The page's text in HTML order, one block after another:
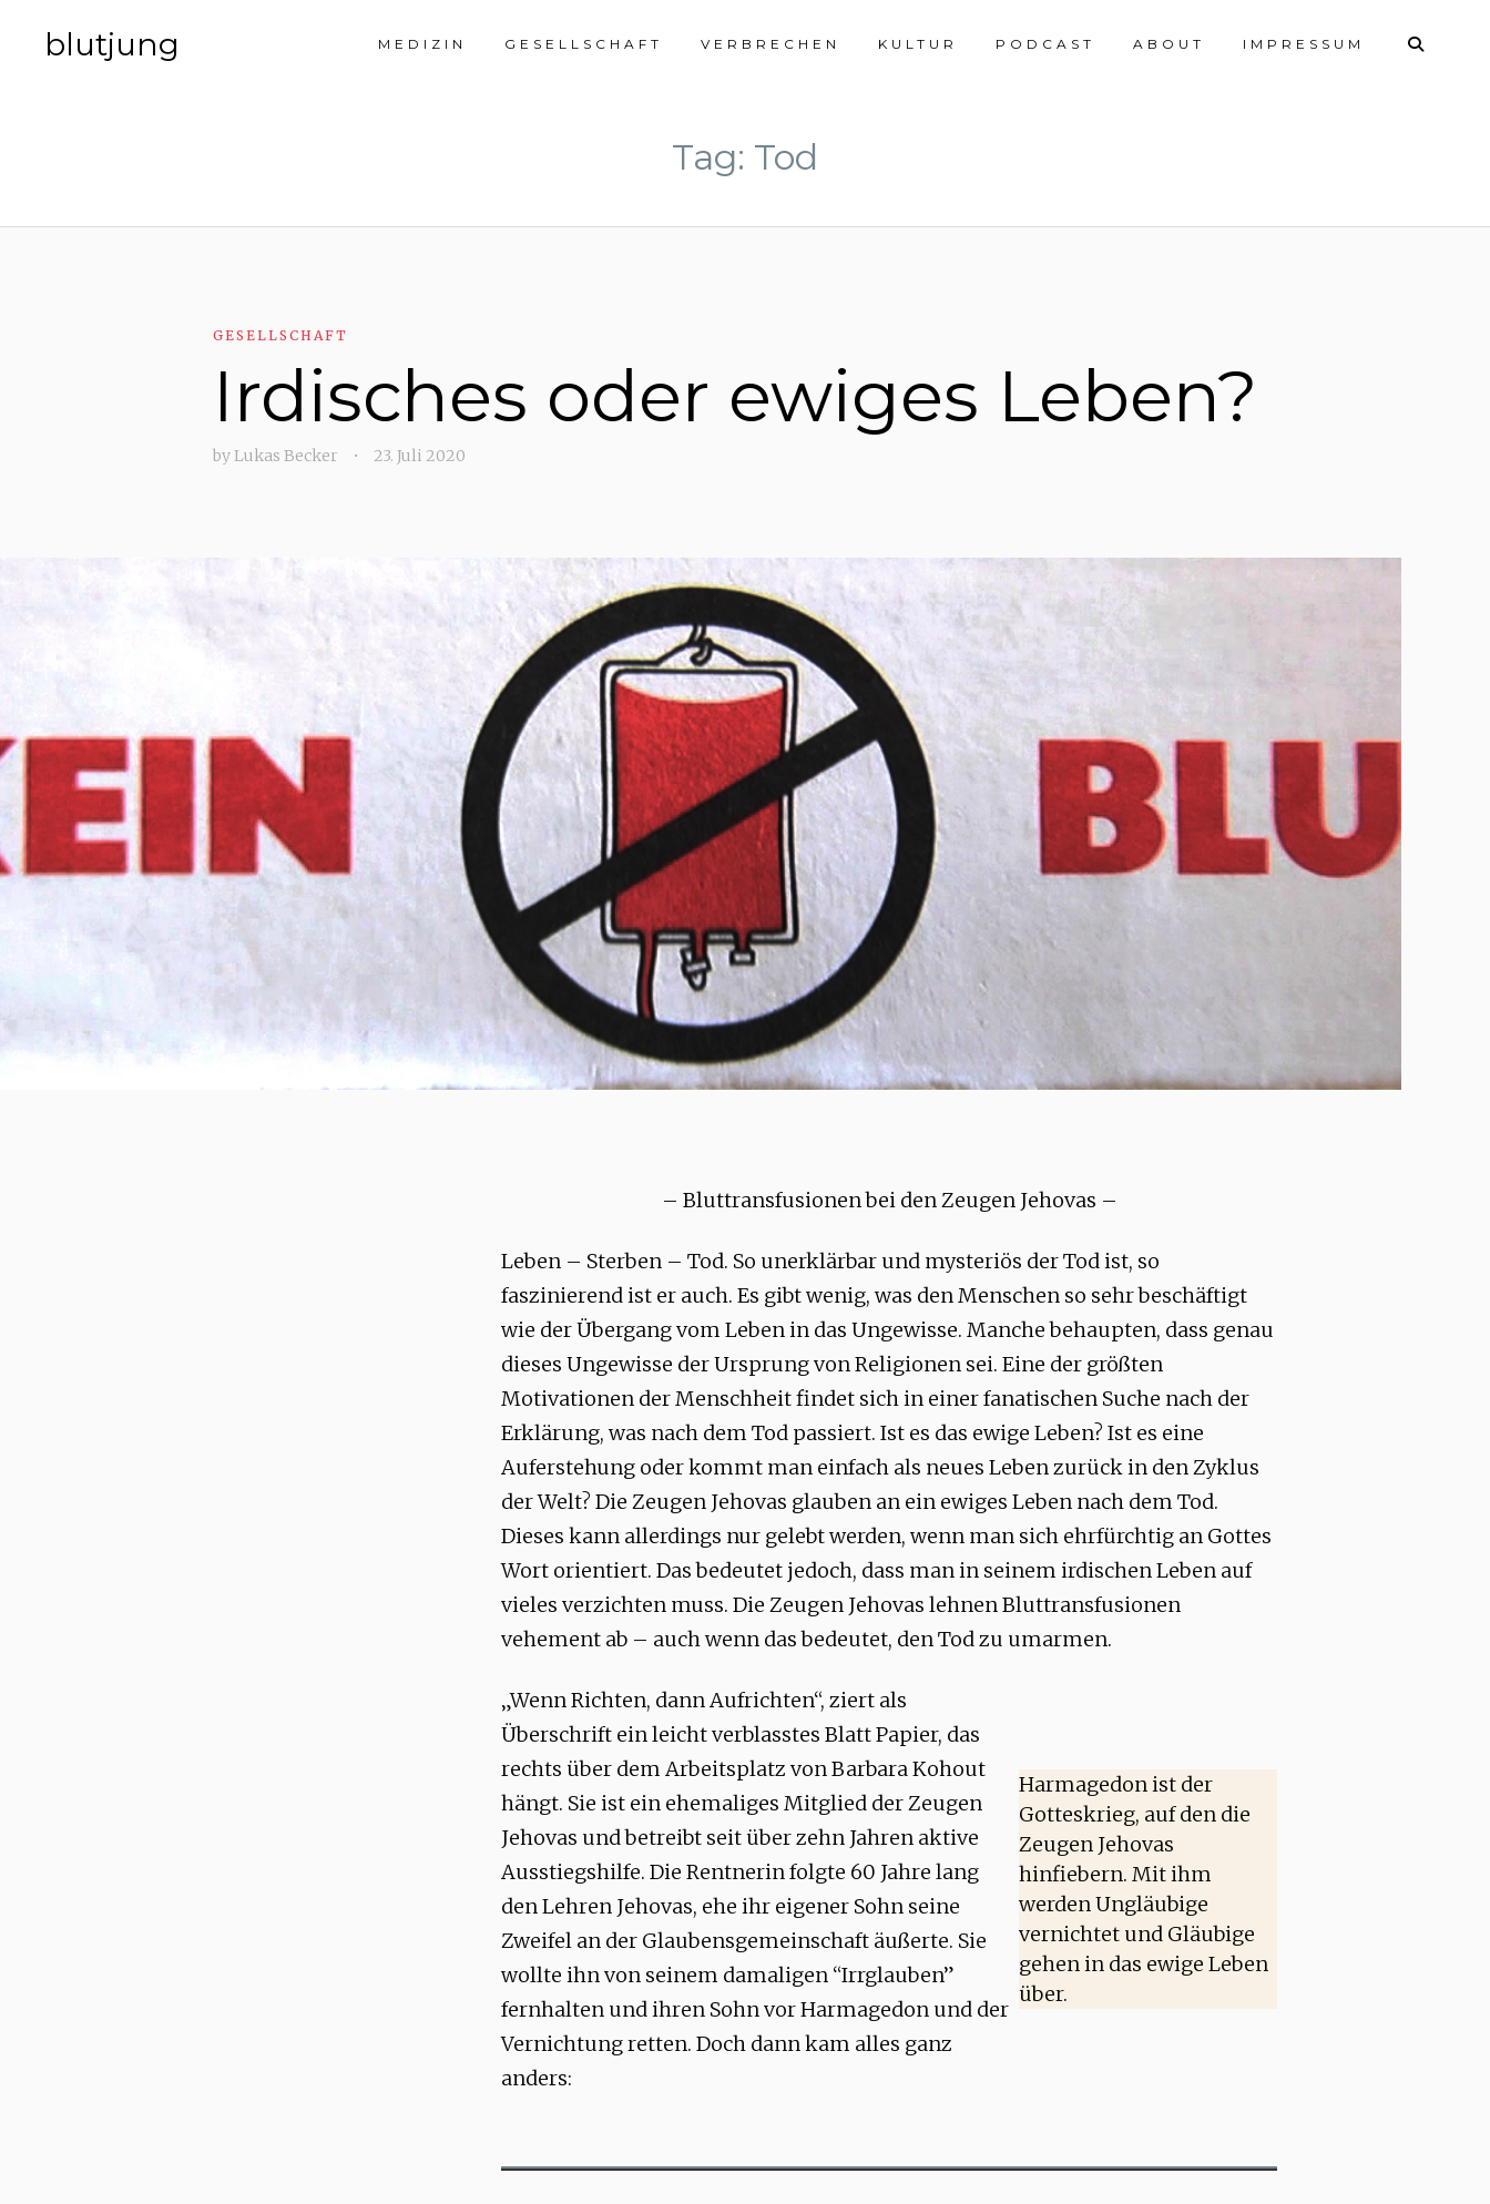
blutjung Skip
content
MEDIZIN GESELLSCHAFT VERBRECHEN KULTUR PODCAST ABOUT IMPRESSUM
Tag: Tod
GESELLSCHAFT
Irdisches oder ewiges Leben?
by Lukas Becker • 23. Juli 2020
– Bluttransfusionen bei den Zeugen Jehovas –
Leben – Sterben – Tod. So unerklärbar und mysteriös der Tod ist, so
faszinierend ist er auch. Es gibt wenig, was den Menschen so sehr beschäftigt
wie der Übergang vom Leben in das Ungewisse. Manche behaupten, dass genau
dieses Ungewisse der Ursprung von Religionen sei. Eine der größten
Motivationen der Menschheit findet sich in einer fanatischen Suche nach der
Erklärung, was nach dem Tod passiert. Ist es das ewige Leben? Ist es eine
Auferstehung oder kommt man einfach als neues Leben zurück in den Zyklus
der Welt? Die Zeugen Jehovas glauben an ein ewiges Leben nach dem Tod.
Dieses kann allerdings nur gelebt werden, wenn man sich ehrfürchtig an Gottes
Wort orientiert. Das bedeutet jedoch, dass man in seinem irdischen Leben auf
vieles verzichten muss. Die Zeugen Jehovas lehnen Bluttransfusionen
vehement ab – auch wenn das bedeutet, den Tod zu umarmen.
„Wenn Richten, dann Aufrichten“, ziert als
Überschrift ein leicht verblasstes Blatt Papier, das
rechts über dem Arbeitsplatz von Barbara Kohout
hängt. Sie ist ein ehemaliges Mitglied der Zeugen
Jehovas und betreibt seit über zehn Jahren aktive
Ausstiegshilfe. Die Rentnerin folgte 60 Jahre lang
den Lehren Jehovas, ehe ihr eigener Sohn seine
Zweifel an der Glaubensgemeinschaft äußerte. Sie
wollte ihn von seinem damaligen “Irrglauben”
fernhalten und ihren Sohn vor Harmagedon und der
Vernichtung retten. Doch dann kam alles ganz
anders:
Harmagedon ist der
Gotteskrieg, auf den die
Zeugen Jehovas
hinfiebern. Mit ihm
werden Ungläubige
vernichtet und Gläubige
gehen in das ewige Leben
über.